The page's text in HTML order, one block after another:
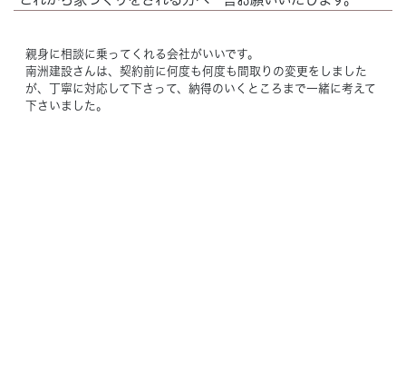
親身に相談に乗ってくれる会社がいいです。
南洲建設さんは、契約前に何度も何度も間取りの変更をしました
が、丁寧に対応して下さって、納得のいくところまで一緒に考えて
下さいました。